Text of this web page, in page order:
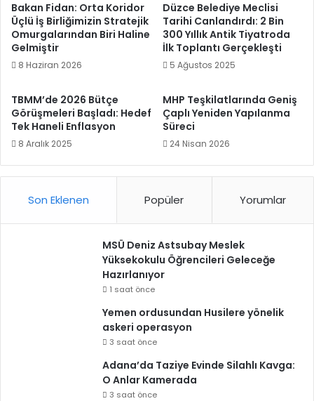
Bakan Fidan: Orta Koridor
Üçlü İş Birliğimizin Stratejik
Omurgalarından Biri Haline
Gelmiştir
8 Haziran 2026
Düzce Belediye Meclisi
Tarihi Canlandırdı: 2 Bin
300 Yıllık Antik Tiyatroda
İlk Toplantı Gerçekleşti
5 Ağustos 2025
TBMM’de 2026 Bütçe
Görüşmeleri Başladı: Hedef
Tek Haneli Enflasyon
8 Aralık 2025
MHP Teşkilatlarında Geniş
Çaplı Yeniden Yapılanma
Süreci
24 Nisan 2026
Son Eklenen Popüler Yorumlar
MSÜ Deniz Astsubay Meslek
Yüksekokulu Öğrencileri Geleceğe
Hazırlanıyor
1 saat önce
Yemen ordusundan Husilere yönelik
askeri operasyon
3 saat önce
Adana’da Taziye Evinde Silahlı Kavga:
O Anlar Kamerada
3 saat önce